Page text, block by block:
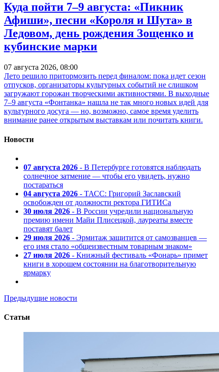
Куда пойти 7–9 августа: «Пикник
Афиши», песни «Короля и Шута» в
Ледовом, день рождения Зощенко и
кубинские марки
07 августа 2026, 08:00
Лето решило притормозить перед финалом: пока идет сезон
отпусков, организаторы культурных событий не слишком
загружают горожан творческими активностями. В выходные
7–9 августа «Фонтанка» нашла не так много новых идей для
культурного досуга — но, возможно, самое время уделить
внимание ранее открытым выставкам или почитать книги.
Новости
07 августа 2026 - В Петербурге готовятся наблюдать
солнечное затмение — чтобы его увидеть, нужно
постараться
04 августа 2026 - ТАСС: Григорий Заславский
освобожден от должности ректора ГИТИСа
30 июля 2026 - В России учредили национальную
премию имени Майи Плисецкой, лауреаты вместе
поставят балет
29 июля 2026 - Эрмитаж защитится от самозванцев —
его имя стало «общеизвестным товарным знаком»
27 июля 2026 - Книжный фестиваль «Фонарь» примет
книги в хорошем состоянии на благотворительную
ярмарку
Предыдущие новости
Статьи